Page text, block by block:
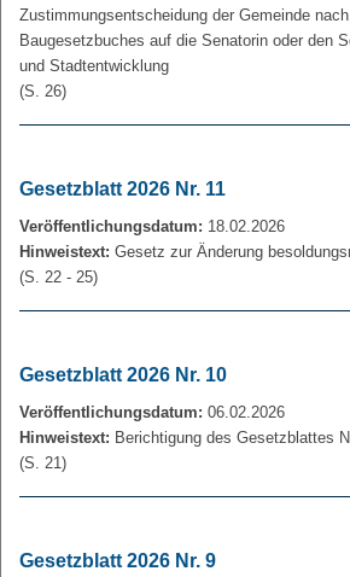
Zustimmungsentscheidung der Gemeinde
Baugesetzbuches auf die Senatorin oder den
und Stadtentwicklung
(S. 26)
Gesetzblatt 2026 Nr. 11
Veröffentlichungsdatum: 18.02.2026
Hinweistext: Gesetz zur Änderung
(S. 22 - 25)
Gesetzblatt 2026 Nr. 10
Veröffentlichungsdatum: 06.02.2026
Hinweistext: Berichtigung des Gesetzblattes
(S. 21)
Gesetzblatt 2026 Nr. 9